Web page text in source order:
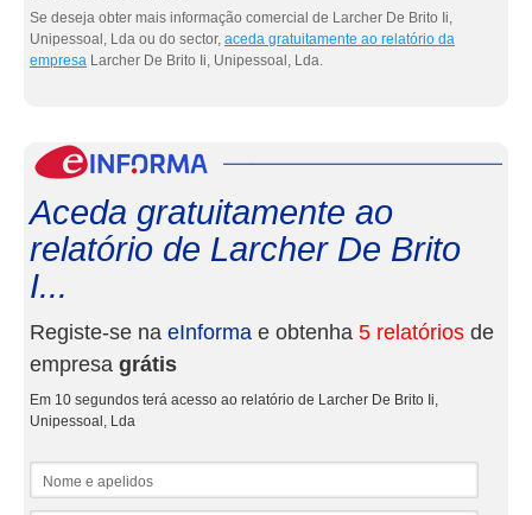
Se deseja obter mais informação comercial de Larcher De Brito Ii,
Unipessoal, Lda ou do sector, aceda gratuitamente ao relatório da
empresa Larcher De Brito Ii, Unipessoal, Lda.
Aceda gratuitamente ao
relatório de Larcher De Brito
I...
Registe-se na eInforma e obtenha 5 relatórios de
empresa grátis
Em 10 segundos terá acesso ao relatório de Larcher De Brito Ii,
Unipessoal, Lda